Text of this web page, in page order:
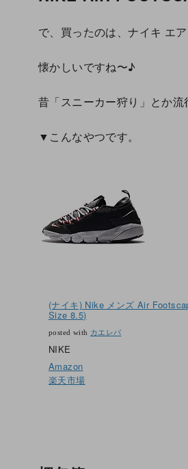
で、買ったのは、ナイキ エ
懐かしいですね〜♪
昔「スニーカー狩り」とか流
▼こんなやつです。
(ナイキ) Nike メンズ Air
Size 8.5)
posted with カエレバ
NIKE
Amazon
楽天市場